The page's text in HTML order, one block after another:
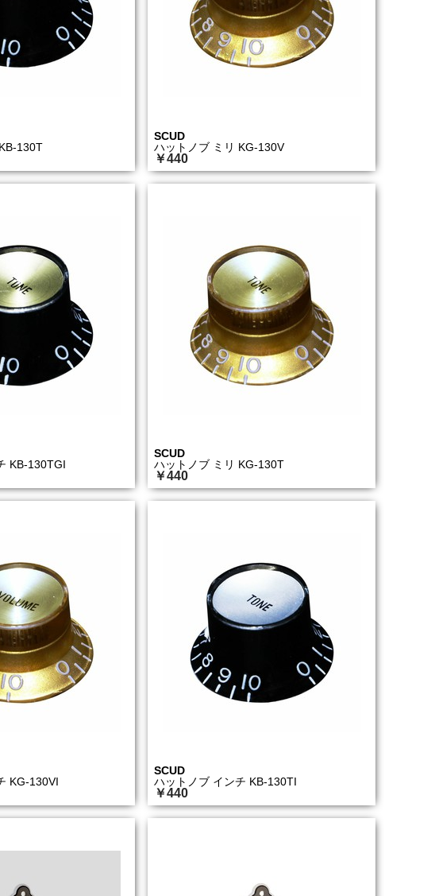
130T
SCUD
ハットノブ ミリ KG-130V
￥440
KB-130TGI
SCUD
ハットノブ ミリ KG-130T
￥440
KG-130VI
SCUD
ハットノブ インチ KB-130TI
￥440